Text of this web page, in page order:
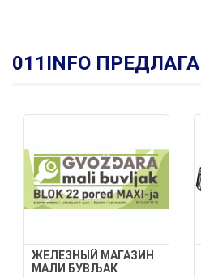
011INFO
ЖЕЛЕЗНЫЙ МАГАЗИН
МАЛИ БУВЉАК